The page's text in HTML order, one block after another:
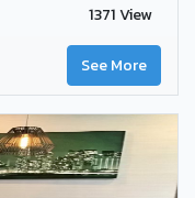
1371 View
See More